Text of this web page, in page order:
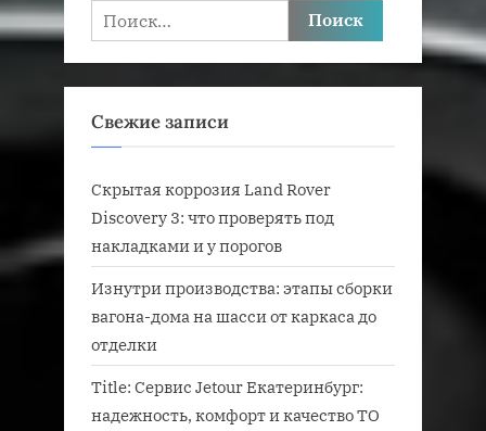
Найти:
Свежие записи
Скрытая коррозия Land Rover
Discovery 3: что проверять под
накладками и у порогов
Изнутри производства: этапы сборки
вагона-дома на шасси от каркаса до
отделки
Title: Сервис Jetour Екатеринбург:
надежность, комфорт и качество ТО